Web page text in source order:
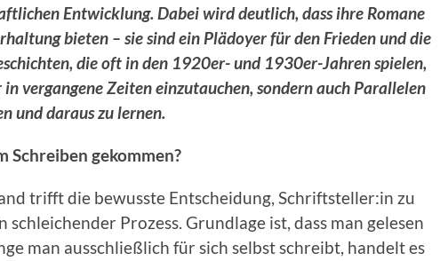
Entwicklung. Dabei wird deutlich, dass ihre Romane
bieten – sie sind ein Plädoyer für den Frieden und die
die oft in den 1920er- und 1930er-Jahren spielen,
vergangene Zeiten einzutauchen, sondern auch Parallelen
und daraus zu lernen.
Schreiben gekommen?
trifft die bewusste Entscheidung, Schriftsteller:in zu
schleichender Prozess. Grundlage ist, dass man gelesen
man ausschließlich für sich selbst schreibt, handelt es